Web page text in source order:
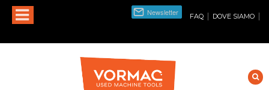
FAQ | DOVE SIAMO |